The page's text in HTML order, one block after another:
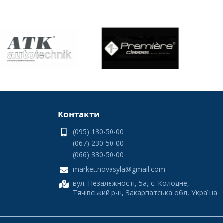
ви знайдете лише перевірені моделі, які пройшли
Контакти
(095) 130-50-00
(067) 230-50-00
(066) 330-50-00
market.novasyla@gmail.com
вул. Незалежності, 5а, с. Колодне,
Тячівський р-н, Закарпатська обл, Україна